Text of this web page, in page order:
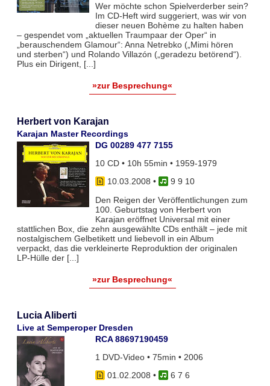
Wer möchte schon Spielverderber sein?
Im CD-Heft wird suggeriert, was wir von
dieser neuen Bohème zu halten haben
– gespendet vom „aktuellen Traumpaar der Oper“ in
„berauschendem Glamour“: Anna Netrebko („Mimi hören
und sterben“) und Rolando Villazón („geradezu betörend“).
Plus ein Dirigent, [...]
»zur Besprechung«
Herbert von Karajan
Karajan Master Recordings
DG 00289 477 7155
10 CD • 10h 55min • 1959-1979
10.03.2008 •
9 9 10
Den Reigen der Veröffentlichungen zum
100. Geburtstag von Herbert von
Karajan eröffnet Universal mit einer
stattlichen Box, die zehn ausgewählte CDs enthält – jede mit
nostalgischem Gelbetikett und liebevoll in ein Album
verpackt, das die verkleinerte Reproduktion der originalen
LP-Hülle der [...]
»zur Besprechung«
Lucia Aliberti
Live at Semperoper Dresden
RCA 88697190459
1 DVD-Video • 75min • 2006
01.02.2008 •
6 7 6